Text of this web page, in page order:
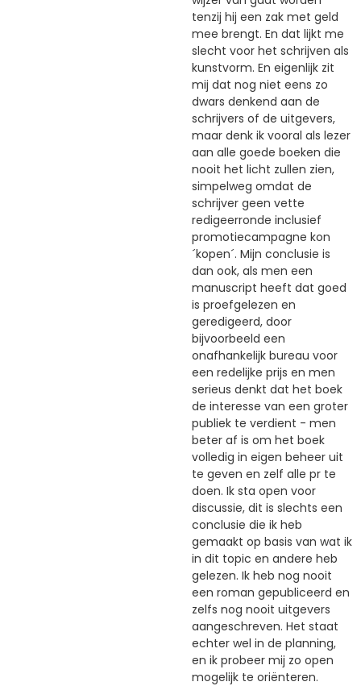
tenzij hij een zak met geld
mee brengt. En dat lijkt me
slecht voor het schrijven als
kunstvorm. En eigenlijk zit
mij dat nog niet eens zo
dwars denkend aan de
schrijvers of de uitgevers,
maar denk ik vooral als lezer
aan alle goede boeken die
nooit het licht zullen zien,
simpelweg omdat de
schrijver geen vette
redigeerronde inclusief
promotiecampagne kon
´kopen´. Mijn conclusie is
dan ook, als men een
manuscript heeft dat goed
is proefgelezen en
geredigeerd, door
bijvoorbeeld een
onafhankelijk bureau voor
een redelijke prijs en men
serieus denkt dat het boek
de interesse van een groter
publiek te verdient - men
beter af is om het boek
volledig in eigen beheer uit
te geven en zelf alle pr te
doen. Ik sta open voor
discussie, dit is slechts een
conclusie die ik heb
gemaakt op basis van wat ik
in dit topic en andere heb
gelezen. Ik heb nog nooit
een roman gepubliceerd en
zelfs nog nooit uitgevers
aangeschreven. Het staat
echter wel in de planning,
en ik probeer mij zo open
mogelijk te oriënteren.